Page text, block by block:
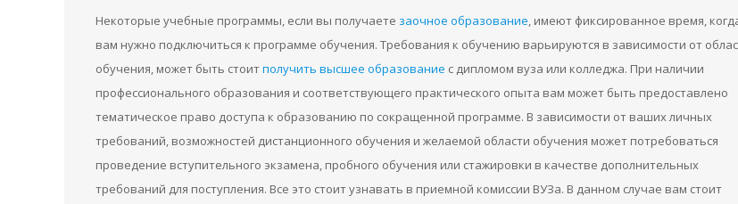
Некоторые учебные программы, если вы получаете заочное образование, имеют фиксированное время,
вам нужно подключиться к программе обучения. Требования к обучению варьируются в зависимости от
обучения, может быть стоитполучить высшее образование с дипломом вуза или колледжа. При наличии
профессионального образования и соответствующего практического опыта вам может быть предоставлено
тематическое право доступа к образованию по сокращенной программе. В зависимости от ваших личных
требований, возможностей дистанционного обучения и желаемой области обучения может потребоваться
проведение вступительного экзамена, пробного обучения или стажировки в качестве дополнительных
требований для поступления. Все это стоит узнавать в приемной комиссии ВУЗа. В данном случае вам стоит